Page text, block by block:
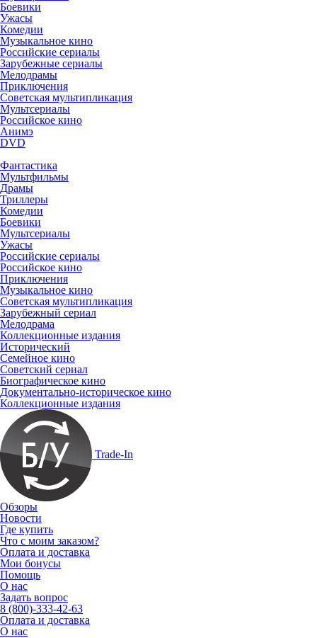
Боевики
Ужасы
Комедии
Музыкальное кино
Российские сериалы
Зарубежные сериалы
Мелодрамы
Приключения
Советская мультипликация
Мультсериалы
Российское кино
Анимэ
DVD
Фантастика
Мультфильмы
Драмы
Триллеры
Комедии
Боевики
Мультсериалы
Ужасы
Российские сериалы
Российское кино
Приключения
Музыкальное кино
Советская мультипликация
Зарубежный сериал
Мелодрама
Коллекционные издания
Исторический
Семейное кино
Советский сериал
Биографическое кино
Документально-историческое кино
Коллекционные издания
Trade-In
Обзоры
Новости
Где купить
Что с моим заказом?
Оплата и доставка
Мои бонусы
Помощь
О нас
Задать вопрос
8 (800)-333-42-63
Оплата и доставка
О нас